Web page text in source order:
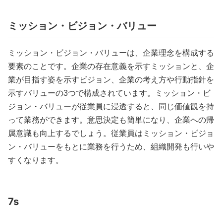
ミッション・ビジョン・バリュー
ミッション・ビジョン・バリューは、企業理念を構成する
要素のことです。企業の存在意義を示すミッションと、企
業が目指す姿を示すビジョン、企業の考え方や行動指針を
示すバリューの3つで構成されています。ミッション・ビ
ジョン・バリューが従業員に浸透すると、同じ価値観を持
って業務ができます。意思決定も簡単になり、企業への帰
属意識も向上するでしょう。従業員はミッション・ビジョ
ン・バリューをもとに業務を行うため、組織開発も行いや
すくなります。
7s